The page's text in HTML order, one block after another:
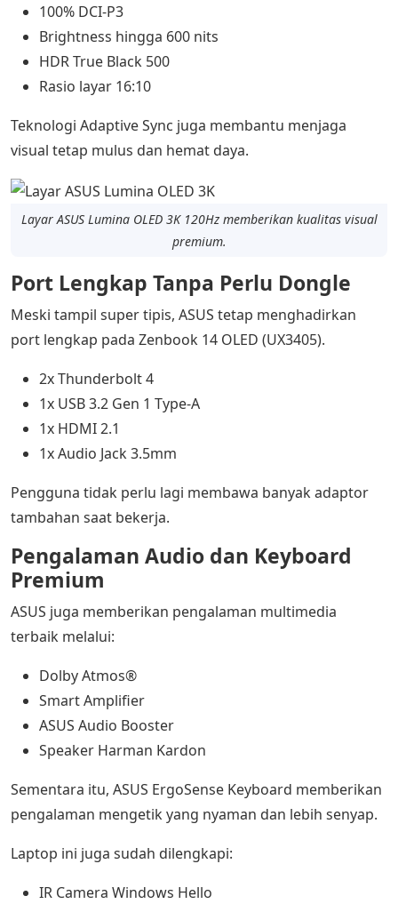
100% DCI-P3
Brightness hingga 600 nits
HDR True Black 500
Rasio layar 16:10
Teknologi Adaptive Sync juga membantu menjaga
visual tetap mulus dan hemat daya.
Layar ASUS Lumina OLED 3K 120Hz memberikan kualitas visual
premium.
Port Lengkap Tanpa Perlu Dongle
Meski tampil super tipis, ASUS tetap menghadirkan
port lengkap pada Zenbook 14 OLED (UX3405).
2x Thunderbolt 4
1x USB 3.2 Gen 1 Type-A
1x HDMI 2.1
1x Audio Jack 3.5mm
Pengguna tidak perlu lagi membawa banyak adaptor
tambahan saat bekerja.
Pengalaman Audio dan Keyboard
Premium
ASUS juga memberikan pengalaman multimedia
terbaik melalui:
Dolby Atmos®
Smart Amplifier
ASUS Audio Booster
Speaker Harman Kardon
Sementara itu, ASUS ErgoSense Keyboard memberikan
pengalaman mengetik yang nyaman dan lebih senyap.
Laptop ini juga sudah dilengkapi:
IR Camera Windows Hello